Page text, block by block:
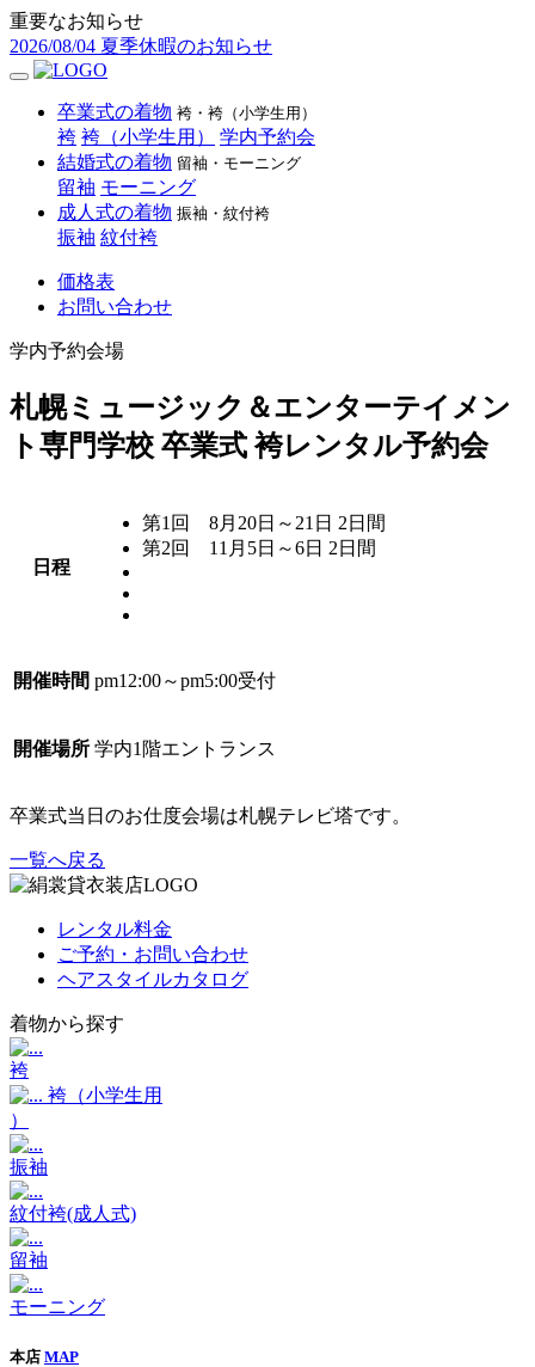
重要なお知らせ
2026/08/04 夏季休暇のお知らせ
卒業式の着物 袴・袴（小学生用）
袴 袴（小学生用）
学内予約会
結婚式の着物 留袖・モーニング
留袖 モーニング
成人式の着物 振袖・紋付袴
振袖 紋付袴
価格表
お問い合わせ
学内予約会場
札幌ミュージック＆エンターテイメン
ト専門学校 卒業式 袴レンタル予約会
日程
第1回 8月20日～21日 2日間
第2回 11月5日～6日 2日間
開催時間 pm12:00～pm5:00受付
開催場所 学内1階エントランス
卒業式当日のお仕度会場は札幌テレビ塔です。
一覧へ戻る
レンタル料金
ご予約・お問い合わせ
ヘアスタイルカタログ
着物から探す
袴
袴（小学生用
）
振袖
紋付袴(成人式)
留袖
モーニング
本店 MAP